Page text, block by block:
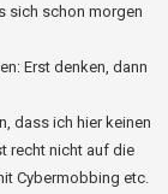
sich schon morgen
Erst denken, dann
dass ich hier keinen
recht nicht auf die
Cybermobbing etc.